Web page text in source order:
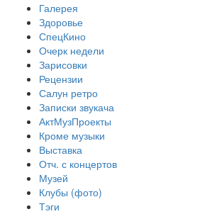
Галерея
Здоровье
СпецКино
Очерк недели
Зарисовки
Рецензии
Салун ретро
Записки звукача
АктМузПроекты
Кроме музыки
Выставка
Отч. с концертов
Музей
Клубы (фото)
Тэги